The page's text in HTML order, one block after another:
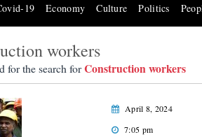
19 Economy Culture Politics
workers
for the search forConstruction workers
April 8, 2024
7:05 pm